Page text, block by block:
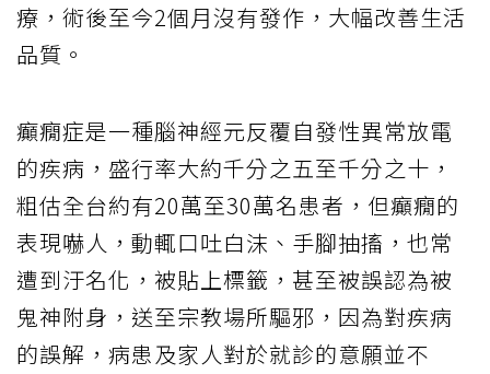
療，術後至今2個月沒有發作，大幅改善生活
品質。
癲癇症是一種腦神經元反覆自發性異常放電
的疾病，盛行率大約千分之五至千分之十，
粗估全台約有20萬至30萬名患者，但癲癇的
表現嚇人，動輒口吐白沫、手腳抽搐，也常
遭到汙名化，被貼上標籤，甚至被誤認為被
鬼神附身，送至宗教場所驅邪，因為對疾病
的誤解，病患及家人對於就診的意願並不